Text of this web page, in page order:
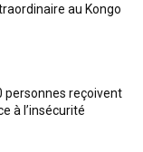
au Kongo
personnes reçoivent
à l’insécurité